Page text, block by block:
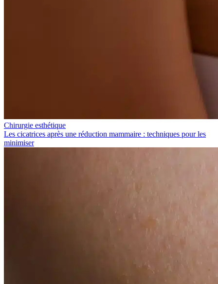
Chirurgie esthétique
Les cicatrices après une réduction mammaire : techniques pour les
minimiser